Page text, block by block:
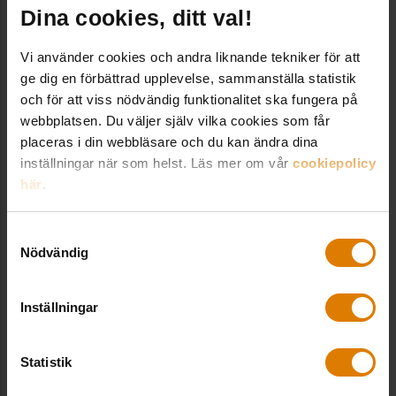
Dina cookies, ditt val!
Vi använder cookies och andra liknande tekniker för att
ge dig en förbättrad upplevelse, sammanställa statistik
och för att viss nödvändig funktionalitet ska fungera på
webbplatsen. Du väljer själv vilka cookies som får
placeras i din webbläsare och du kan ändra dina
inställningar när som helst. Läs mer om vår cookiepolicy
här.
Nödvändig
Inställningar
Statistik
olika studieorter.
Fortfarande underskott på
flera orter
Dock framgår av Sveriges Allmännyttas
marknadsrapport att det trots allt fortfarande
även finns underskott på studentbostäder i
många bostadsföretag. En fjärdedel av
bostadsföretagen i storstäderna och en tredjedel
studera, och ofta för första gången flytta hemifrån